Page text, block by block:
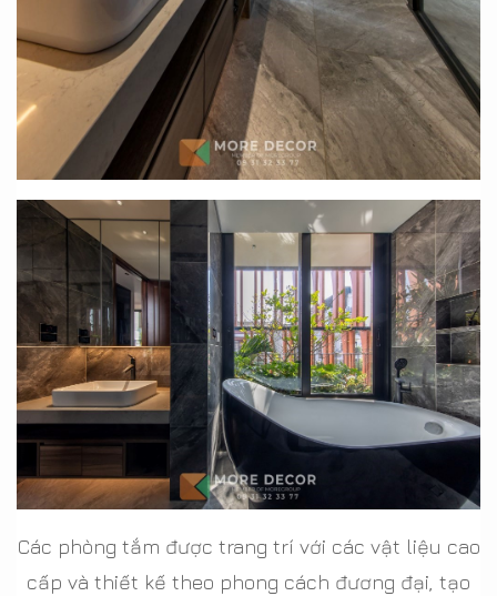
Các phòng tắm được trang trí với các vật liệu cao
cấp và thiết kế theo phong cách đương đại, tạo